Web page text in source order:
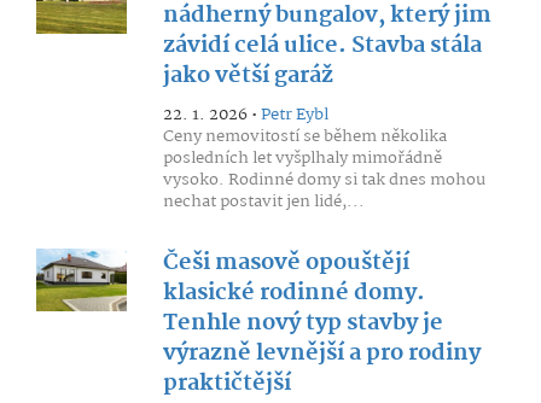
nádherný bungalov, který jim
závidí celá ulice. Stavba stála
jako větší garáž
22. 1. 2026 •Petr Eybl
Ceny nemovitostí se během několika
posledních let vyšplhaly mimořádně
vysoko. Rodinné domy si tak dnes mohou
nechat postavit jen lidé,...
Češi masově opouštějí
klasické rodinné domy.
Tenhle nový typ stavby je
výrazně levnější a pro rodiny
praktičtější